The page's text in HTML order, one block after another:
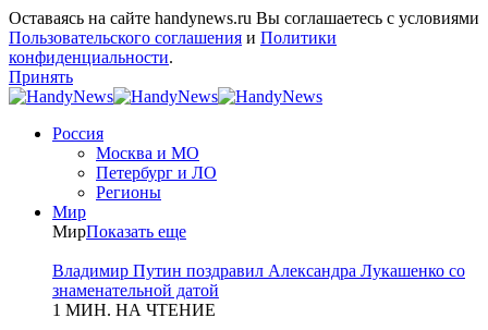
Оставаясь на сайте handynews.ru Вы соглашаетесь с условиями
Пользовательского соглашения и Политики
конфиденциальности.
Принять
Россия
Москва и МО
Петербург и ЛО
Регионы
Мир
МирПоказать еще
Владимир Путин поздравил Александра Лукашенко со
знаменательной датой
1 МИН. НА ЧТЕНИЕ